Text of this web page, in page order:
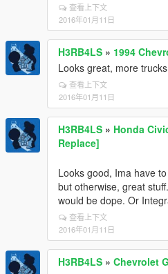
查看上下文
2016年01月11日
H3RB4LS » 1994
Looks great, more
查看上下文
2016年01月11日
H3RB4LS » Honda
Replace]
Looks good, Ima have
but otherwise, great
would be dope. Or
查看上下文
2016年01月11日
H3RB4LS » Chevrolet